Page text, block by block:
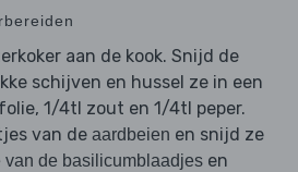
aan de kook. Snijd de
schijven en hussel ze in een
1/4tl zout en 1/4tl peper.
van de aardbeien en snijd ze
van de basilicumblaadjes en